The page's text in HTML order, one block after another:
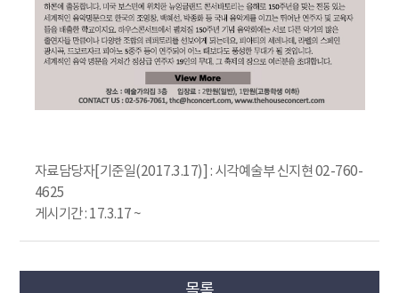
자료담당자[기준일(2017.3.17)] : 시각예술부 신지현 02-760-
4625
게시기간 : 17.3.17 ~